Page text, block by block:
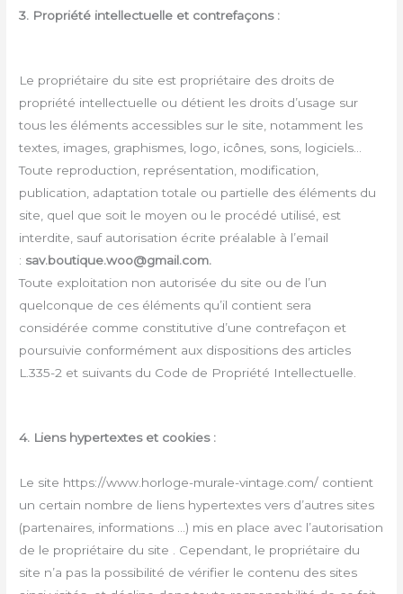
3. Propriété intellectuelle et contrefaçons :
Le propriétaire du site est propriétaire des droits de
propriété intellectuelle ou détient les droits d’usage sur
tous les éléments accessibles sur le site, notamment les
textes, images, graphismes, logo, icônes, sons, logiciels…
Toute reproduction, représentation, modification,
publication, adaptation totale ou partielle des éléments du
site, quel que soit le moyen ou le procédé utilisé, est
interdite, sauf autorisation écrite préalable à l’email
: sav.boutique.woo@gmail.com.
Toute exploitation non autorisée du site ou de l’un
quelconque de ces éléments qu’il contient sera
considérée comme constitutive d’une contrefaçon et
poursuivie conformément aux dispositions des articles
L.335-2 et suivants du Code de Propriété Intellectuelle.
4. Liens hypertextes et cookies :
Le site https://www.horloge-murale-vintage.com/ contient
un certain nombre de liens hypertextes vers d’autres sites
(partenaires, informations …) mis en place avec l’autorisation
de le propriétaire du site . Cependant, le propriétaire du
site n’a pas la possibilité de vérifier le contenu des sites